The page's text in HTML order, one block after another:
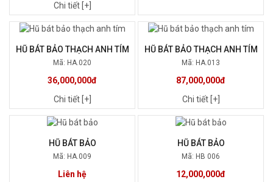
Chi tiết [+]
HŨ BÁT BẢO THẠCH ANH TÍM
Mã: HA.020
36,000,000đ
Chi tiết [+]
HŨ BÁT BẢO THẠCH ANH TÍM
Mã: HA.013
87,000,000đ
Chi tiết [+]
HŨ BÁT BẢO
Mã: HA.009
Liên hệ
HŨ BÁT BẢO
Mã: HB 006
12,000,000đ